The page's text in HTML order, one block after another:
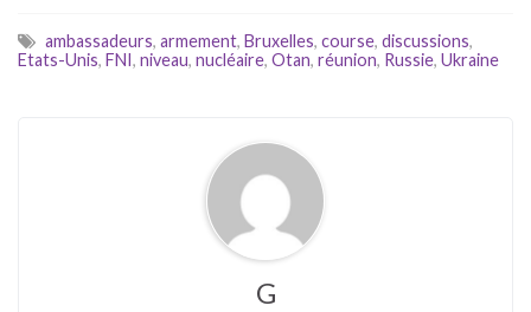
ambassadeurs, armement, Bruxelles, course, discussions,
Etats-Unis, FNI, niveau, nucléaire, Otan, réunion, Russie, Ukraine
G